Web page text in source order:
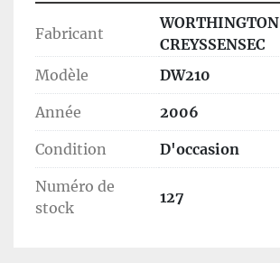
Fabricant
WORTHINGTON
CREYSSENSEC
Modèle
DW210
Année 2006
Condition D'occasion
Numéro de
stock
127